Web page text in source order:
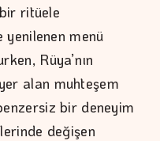
ritüele
yenilenen menü
Rüya’nın
alan muhteşem
bir deneyim
değişen